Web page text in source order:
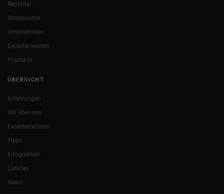
Regional
Showrooms
Unternehmen
Expertenwissen
Produkte
ÜBERSICHT
Erfahrungen
Wir über uns
Expertenwissen
Tipps
Infografiken
Listicles
News